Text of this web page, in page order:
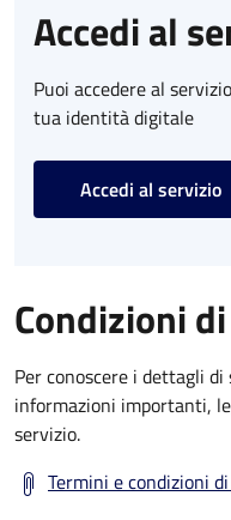
Accedi al
Puoi accedere al
tua identità digitale
Accedi al servizio
Condizioni
Per conoscere i dettagli
informazioni importanti,
servizio.
Termini e condizioni